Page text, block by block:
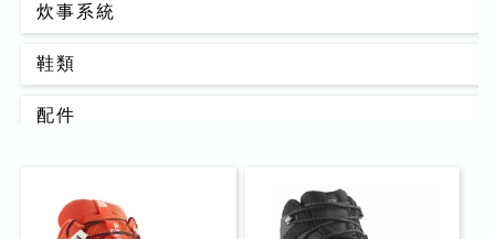
炊事系統
鞋類
配件
男款